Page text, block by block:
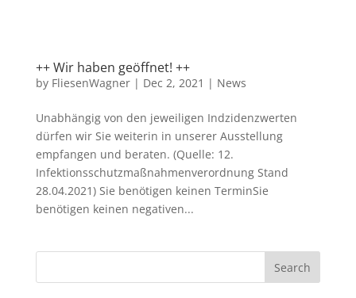
++ Wir haben geöffnet! ++
by FliesenWagner| Dec 2, 2021 | News
Unabhängig von den jeweiligen Indzidenzwerten
dürfen wir Sie weiterin in unserer Ausstellung
empfangen und beraten. (Quelle: 12.
Infektionsschutzmaßnahmenverordnung Stand
28.04.2021) Sie benötigen keinen TerminSie
benötigen keinen negativen...
Search